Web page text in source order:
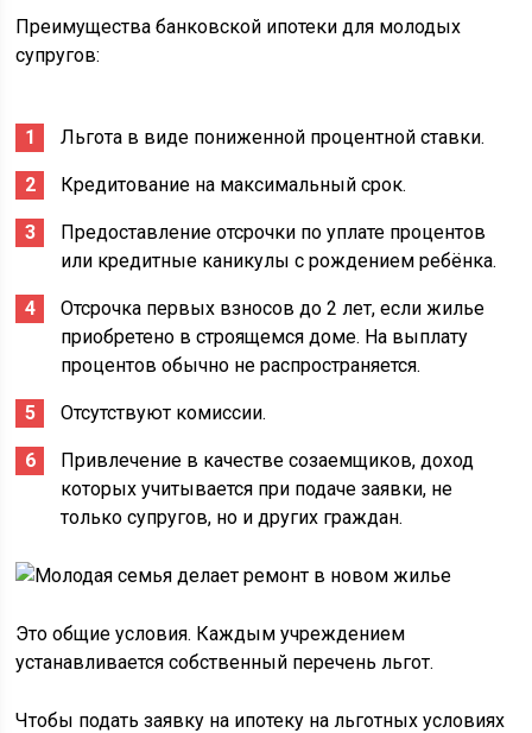
Преимущества банковской ипотеки для молодых
супругов:
Льгота в виде пониженной процентной ставки.
Кредитование на максимальный срок.
Предоставление отсрочки по уплате процентов
или кредитные каникулы с рождением ребёнка.
Отсрочка первых взносов до 2 лет, если жилье
приобретено в строящемся доме. На выплату
процентов обычно не распространяется.
Отсутствуют комиссии.
Привлечение в качестве созаемщиков, доход
которых учитывается при подаче заявки, не
только супругов, но и других граждан.
Это общие условия. Каждым учреждением
устанавливается собственный перечень льгот.
Чтобы подать заявку на ипотеку на льготных условиях